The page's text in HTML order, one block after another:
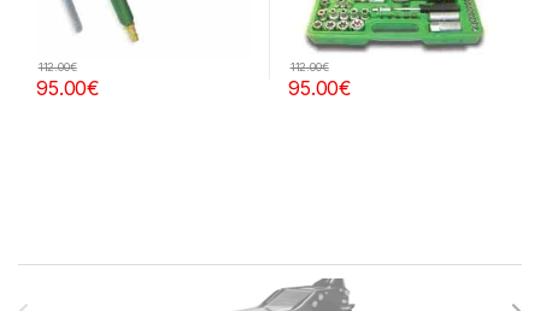
95.00€
112.00€
95.00€
112.00€